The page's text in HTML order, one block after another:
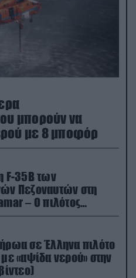
μπορούν να
με 8 μποφόρ
F-35B των
Πεζοναυτών στη
– Ο πιλότος
εγκαίρως
σε Έλληνα πιλότο
«αψίδα νερού» στην